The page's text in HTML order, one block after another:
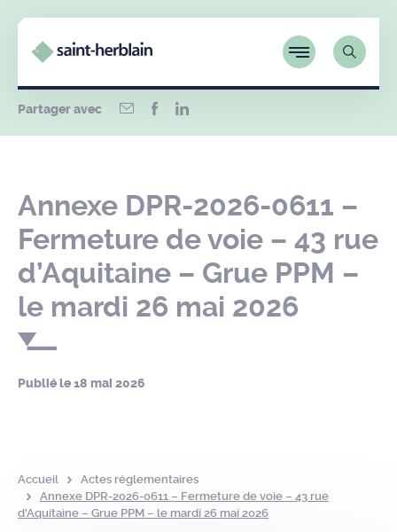
Partager avec
Annexe DPR-2026-0611 –
Fermeture de voie – 43 rue
d’Aquitaine – Grue PPM –
le mardi 26 mai 2026
Publié le18 mai 2026
Accueil
Actes réglementaires
Annexe DPR-2026-0611 – Fermeture de voie – 43 rue
d’Aquitaine – Grue PPM – le mardi 26 mai 2026